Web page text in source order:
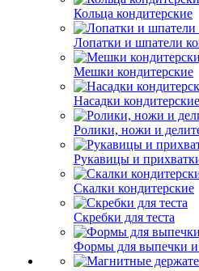
Кольца кондитерские
Лопатки и шпатели
Мешки кондитерские
Насадки кондитерские
Ролики, ножи и
Рукавицы и
Скалки кондитерские
Скребки для теста
Формы для выпечки и